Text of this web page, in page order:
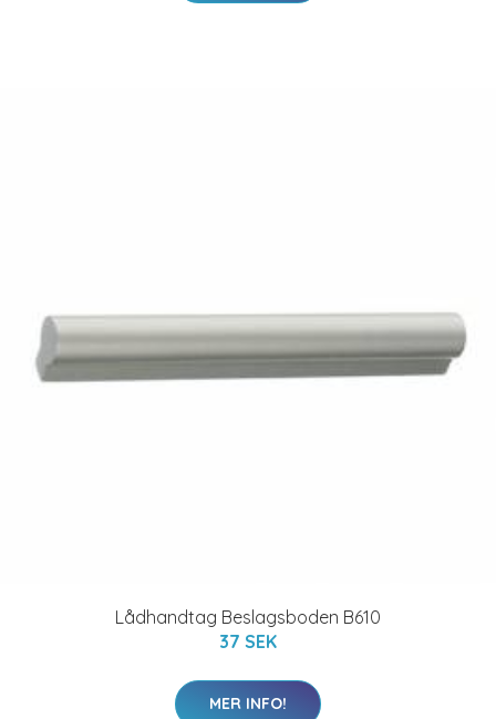
Lådhandtag Beslagsboden B610
37 SEK
MER INFO!